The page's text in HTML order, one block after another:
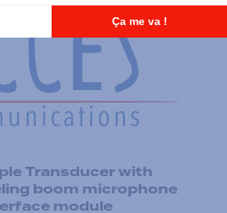
Transducer with
boom microphone
module